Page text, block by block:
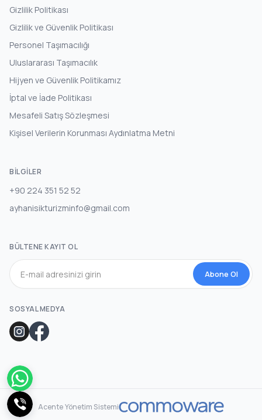
Gizlilik Politikası
Gizlilik ve Güvenlik Politikası
Personel Taşımacılığı
Uluslararası Taşımacılık
Hijyen ve Güvenlik Politikamız
İptal ve İade Politikası
Mesafeli Satış Sözleşmesi
Kişisel Verilerin Korunması Aydınlatma Metni
BILGILER
+90 224 351 52 52
ayhanisikturizminfo@gmail.com
BÜLTENE KAYIT OL
Abone Ol
SOSYAL MEDYA
Acente Yönetim Sistemi